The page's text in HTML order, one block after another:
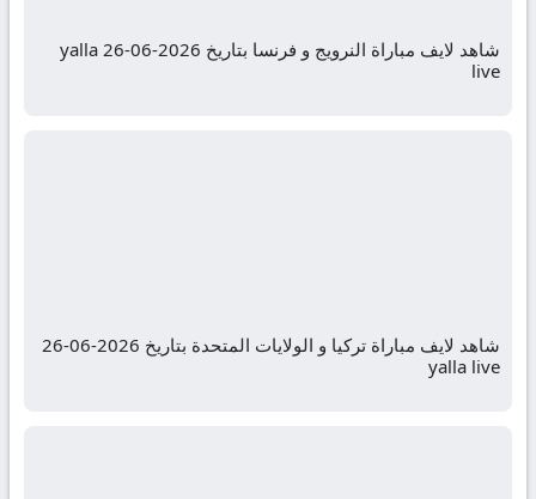
شاهد لايف مباراة النرويج و فرنسا بتاريخ 2026-06-26 yalla
live
شاهد لايف مباراة تركيا و الولايات المتحدة بتاريخ 2026-06-26
yalla live